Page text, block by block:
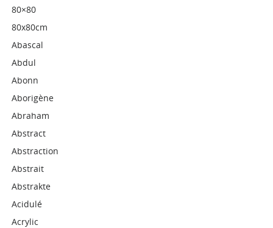
80×80
80x80cm
Abascal
Abdul
Abonn
Aborigène
Abraham
Abstract
Abstraction
Abstrait
Abstrakte
Acidulé
Acrylic